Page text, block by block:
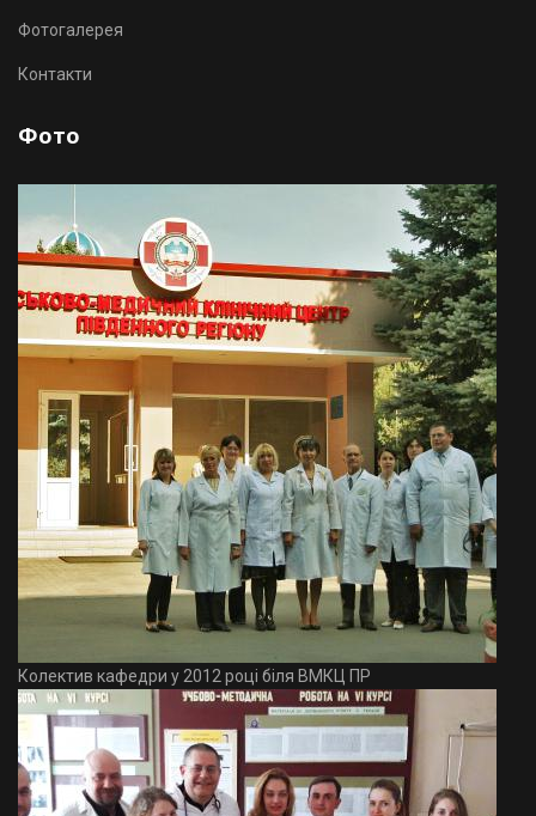
Фотогалерея
Контакти
Фото
Колектив кафедри у 2012 році біля ВМКЦ ПР